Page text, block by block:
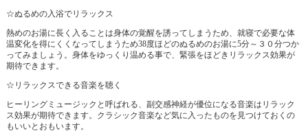
☆ぬるめの入浴でリラックス
熱めのお湯に長く入ることは身体の覚醒を誘ってしまうため、就寝で必要な体
温変化を得にくくなってしまうため38度ほどのぬるめのお湯に5分～３０分つか
ってみましょう。身体をゆっくり温める事で、緊張をほどきリラックス効果が
期待できます。
☆リラックスできる音楽を聴く
ヒーリングミュージックと呼ばれる、副交感神経が優位になる音楽はリラック
ス効果が期待できます。クラシック音楽など気に入ったものを見つけておくの
もいいとおもいます。